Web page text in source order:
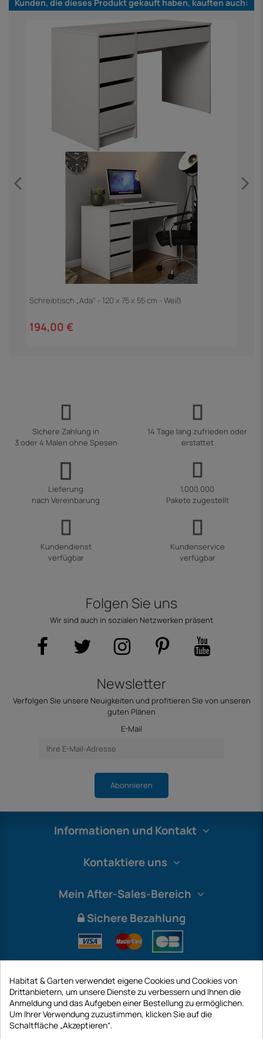
Kunden, die dieses Produkt gekauft haben, kauften auch:
Schreibtisch „Ada“ - 120 x 75 x 55 cm - Weiß
194,00 €
Sichere Zahlung in
3 oder 4 Malen ohne Spesen
14 Tage lang zufrieden oder
erstattet
Lieferung
nach Vereinbarung
1.000.000
Pakete zugestellt
Kundendienst
verfügbar
Kundenservice
verfügbar
Folgen Sie uns
Wir sind auch in sozialen Netzwerken präsent
Newsletter
Verfolgen Sie unsere Neuigkeiten und profitieren Sie von unseren
guten Plänen
E-Mail
Abonnieren
Informationen und Kontakt
Kontaktiere uns
Mein After-Sales-Bereich
Sichere Bezahlung
International
Habitat & Garten verwendet eigene Cookies und Cookies von
Drittanbietern, um unsere Dienste zu verbessern und Ihnen die
Anmeldung und das Aufgeben einer Bestellung zu ermöglichen.
Um Ihrer Verwendung zuzustimmen, klicken Sie auf die
Schaltfläche „Akzeptieren“.